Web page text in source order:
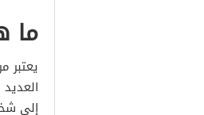
ما
يعتبر
إلى